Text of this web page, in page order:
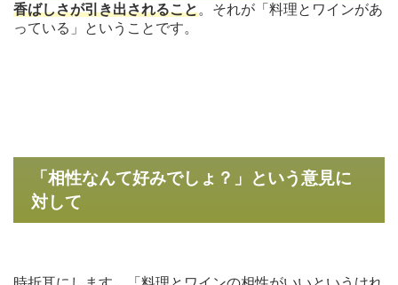
香ばしさが引き出されること。それが「料理とワインがあ
っている」ということです。
「相性なんて好みでしょ？」という意見に
対して